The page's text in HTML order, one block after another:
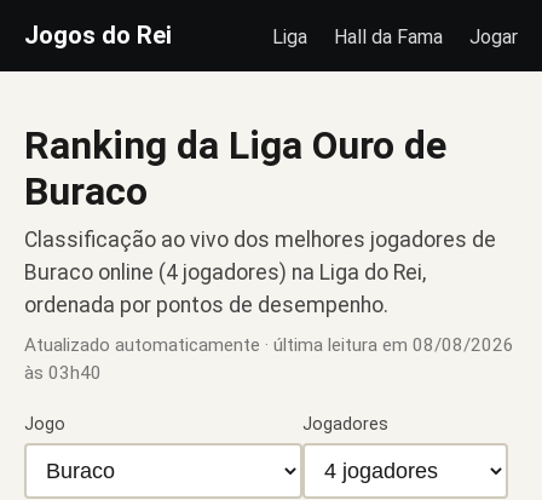
Jogos do Rei Liga Hall da Fama Jogar
Ranking da Liga Ouro de
Buraco
Classificação ao vivo dos melhores jogadores de
Buraco online (4 jogadores) na Liga do Rei,
ordenada por pontos de desempenho.
Atualizado automaticamente · última leitura em 08/08/2026
às 03h40
Jogo Jogadores